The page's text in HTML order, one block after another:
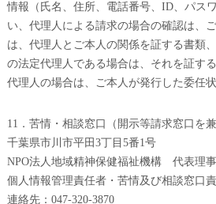
情報（氏名、住所、電話番号、ID、パス
い、代理人による請求の場合の確認は、
は、代理人とご本人の関係を証する書類
の法定代理人である場合は、それを証す
代理人の場合は、ご本人が発行した委任
11．苦情・相談窓口（開示等請求窓口を兼
千葉県市川市平田3丁目5番1号
NPO法人地域精神保健福祉機構 代表理
個人情報管理責任者・苦情及び相談窓口
連絡先：047-320-3870